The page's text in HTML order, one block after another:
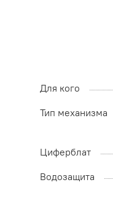
Для кого
Тип механизма
Циферблат
Водозащита